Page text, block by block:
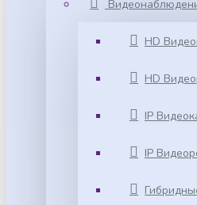
HD
HD
IP
IP